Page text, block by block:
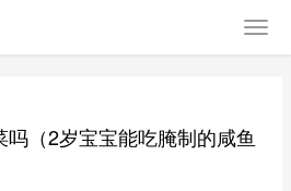
（2岁宝宝能吃腌制的咸鱼